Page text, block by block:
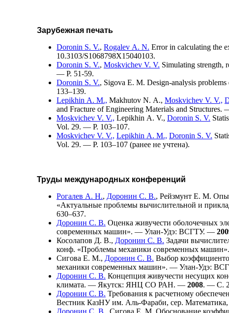
Зарубежная печать
Doronin S. V., Rogalev A. N. Error in calculating the
10.3103/S1068798X15040103.
Doronin S. V., Moskvichev V. V. Simulating strength,
— P. 51-59.
Doronin S. V., Sigova E. M. Design-analysis
133–139.
Lepikhin A. M., Makhutov N. A., Moskvichev V. V.,
and Fracture of Engineering Materials and Structures.
Moskvichev V. V., Lepikhin A. V., Doronin S. V.
Vol. 29. — P. 103–107.
Moskvichev V. V., Lepikhin A. M., Doronin S. V.
Vol. 29. — P. 103–107 (ранее не учтена).
Труды международных конференций
Рогалев А. Н., Доронин С. В., Рейзмунт Е. М.
«Актуальные проблемы вычислительной и
630–637.
Доронин С. В. Оценка живучести оболочечных
современных машин». — Улан-Удэ: ВСГТУ. —
Косолапов Д. В., Доронин С. В. Задачи
конф. «Проблемы механики современных
Сигова Е. М., Доронин С. В. Выбор
механики современных машин». — Улан-Удэ:
Доронин С. В. Концепция живучести несущих
климата. — Якутск: ЯНЦ СО РАН. — 2008. — С. 2
Доронин С. В. Требования к расчетному
Вестник КазНУ им. Аль-Фараби, сер.
Доронин С. В.
Сигова Е. М. Обоснование